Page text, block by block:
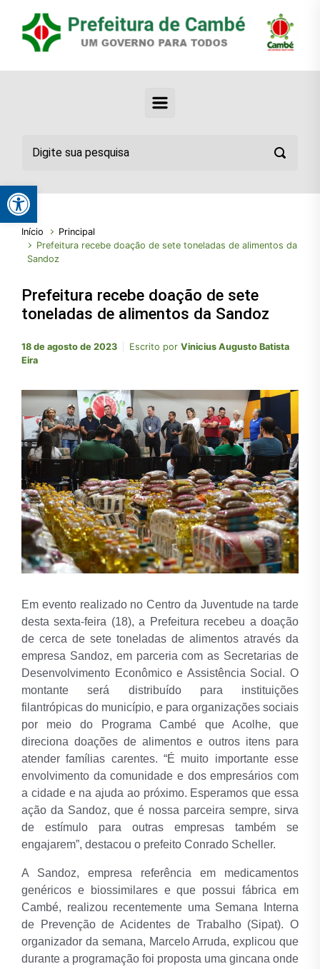
Início
Principal
Prefeitura recebe doação de sete toneladas de alimentos da
Sandoz
Prefeitura recebe doação de sete
toneladas de alimentos da Sandoz
18 de agosto de 2023 Escrito por Vinicius Augusto Batista
Eira
Em evento realizado no Centro da Juventude na tarde
desta sexta-feira (18), a Prefeitura recebeu a doação
de cerca de sete toneladas de alimentos através da
empresa Sandoz, em parceria com as Secretarias de
Desenvolvimento Econômico e Assistência Social. O
montante será distribuído para instituições
filantrópicas do município, e para organizações sociais
por meio do Programa Cambé que Acolhe, que
direciona doações de alimentos e outros itens para
atender famílias carentes. “É muito importante esse
envolvimento da comunidade e dos empresários com
a cidade e na ajuda ao próximo. Esperamos que essa
ação da Sandoz, que é nossa parceira sempre, sirva
de estímulo para outras empresas também se
engajarem”, destacou o prefeito Conrado Scheller.
A Sandoz, empresa referência em medicamentos
genéricos e biossimilares e que possui fábrica em
Cambé, realizou recentemente uma Semana Interna
de Prevenção de Acidentes de Trabalho (Sipat). O
organizador da semana, Marcelo Arruda, explicou que
durante a programação foi proposta uma gincana onde
Abrir a barra de ferramentas